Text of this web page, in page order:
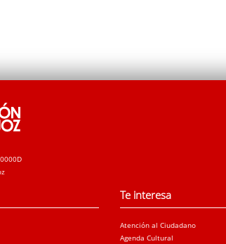
Te interesa
Atención al Ciudadano
Agenda Cultural